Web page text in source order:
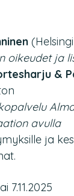
oikeudet ja
&
avulla
ja
7.11.2025